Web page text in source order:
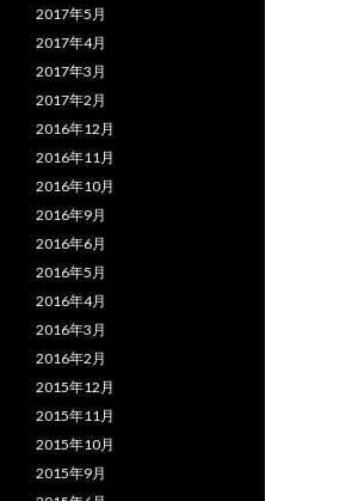
2017年5月
2017年4月
2017年3月
2017年2月
2016年12月
2016年11月
2016年10月
2016年9月
2016年6月
2016年5月
2016年4月
2016年3月
2016年2月
2015年12月
2015年11月
2015年10月
2015年9月